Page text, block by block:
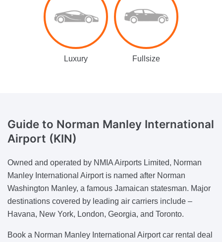
Luxury Fullsize
Guide to Norman Manley International
Airport (KIN)
Owned and operated by NMIA Airports Limited, Norman
Manley International Airport is named after Norman
Washington Manley, a famous Jamaican statesman. Major
destinations covered by leading air carriers include –
Havana, New York, London, Georgia, and Toronto.
Book a Norman Manley International Airport car rental deal